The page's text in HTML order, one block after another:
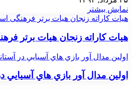
نمایش بیشتر
هیات کاراته زنجان هیات برتر فرهنگی
هیات کاراته زنجان هیات برتر
اولين مدال آور بازي هاي آسيايي در
اولين مدال آور بازي هاي